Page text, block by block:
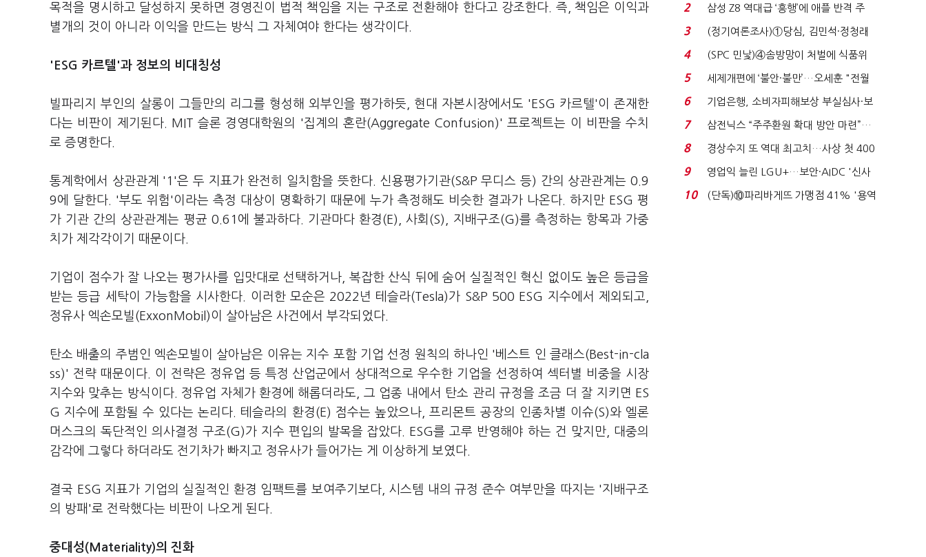
목적을 명시하고 달성하지 못하면 경영진이 법적 책임을 지는 구조로 전환해야 한다고 강조한다. 즉, 책임은 이익과
별개의 것이 아니라 이익을 만드는 방식 그 자체여야 한다는 생각이다.
'ESG 카르텔'과 정보의 비대칭성
빌파리지 부인의 살롱이 그들만의 리그를 형성해 외부인을 평가하듯, 현대 자본시장에서도 'ESG 카르텔'이 존재한
다는 비판이 제기된다. MIT 슬론 경영대학원의 '집계의 혼란(Aggregate Confusion)' 프로젝트는 이 비판을 수치
로 증명한다.
통계학에서 상관관계 '1'은 두 지표가 완전히 일치함을 뜻한다. 신용평가기관(S&P 무디스 등) 간의 상관관계는 0.9
9에 달한다. '부도 위험'이라는 측정 대상이 명확하기 때문에 누가 측정해도 비슷한 결과가 나온다. 하지만 ESG 평
가 기관 간의 상관관계는 평균 0.61에 불과하다. 기관마다 환경(E), 사회(S), 지배구조(G)를 측정하는 항목과 가중
치가 제각각이기 때문이다.
기업이 점수가 잘 나오는 평가사를 입맛대로 선택하거나, 복잡한 산식 뒤에 숨어 실질적인 혁신 없이도 높은 등급을
받는 등급 세탁이 가능함을 시사한다. 이러한 모순은 2022년 테슬라(Tesla)가 S&P 500 ESG 지수에서 제외되고,
정유사 엑손모빌(ExxonMobil)이 살아남은 사건에서 부각되었다.
탄소 배출의 주범인 엑손모빌이 살아남은 이유는 지수 포함 기업 선정 원칙의 하나인 '베스트 인 클래스(Best-in-cla
ss)' 전략 때문이다. 이 전략은 정유업 등 특정 산업군에서 상대적으로 우수한 기업을 선정하여 섹터별 비중을 시장
지수와 맞추는 방식이다. 정유업 자체가 환경에 해롭더라도, 그 업종 내에서 탄소 관리 규정을 조금 더 잘 지키면 ES
G 지수에 포함될 수 있다는 논리다. 테슬라의 환경(E) 점수는 높았으나, 프리몬트 공장의 인종차별 이슈(S)와 엘론
머스크의 독단적인 의사결정 구조(G)가 지수 편입의 발목을 잡았다. ESG를 고루 반영해야 하는 건 맞지만, 대중의
감각에 그렇다 하더라도 전기차가 빠지고 정유사가 들어가는 게 이상하게 보였다.
결국 ESG 지표가 기업의 실질적인 환경 임팩트를 보여주기보다, 시스템 내의 규정 준수 여부만을 따지는 '지배구조
의 방패'로 전락했다는 비판이 나오게 된다.
중대성(Materiality)의 진화
2
삼성 Z8 역대급 ‘흥행’에 애플 반격 주
목…9월 ‘폴...
3
(정기여론조사)①당심, 김민석·정청래
'초접전'…대통령 ...
4
(SPC 민낯)④솜방망이 처벌에 식품위
생법 위반 반복...
5
세제개편에 ‘불안·불만’…오세훈 "전월
세 구하기 더 ...
6
기업은행, 소비자피해보상 부실심사·보
이스피싱 공시 ...
7
삼전닉스 “주주환원 확대 방안 마련”…
로이터에 성명...
8
경상수지 또 역대 최고치…사상 첫 400
억달러에 '3% 성...
9
영업익 늘린 LGU+…보안·AIDC '신사
업 드라이브'...
10
(단독)⑩파리바게뜨 가맹점 41% '용역